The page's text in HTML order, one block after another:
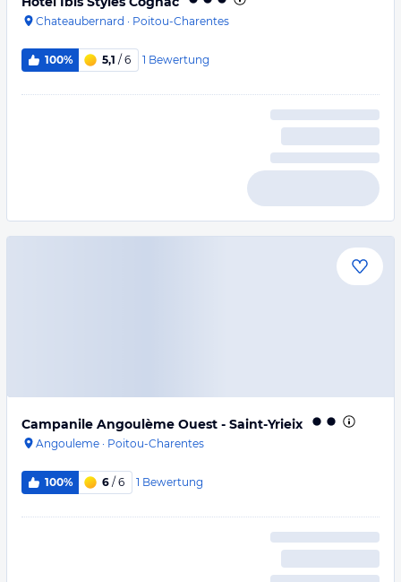
Chateaubernard · Poitou-Charentes
100% 5,1 / 6 1 Bewertung
Campanile Angoulème Ouest - Saint-Yrieix
Angouleme · Poitou-Charentes
100% 6 / 6 1 Bewertung